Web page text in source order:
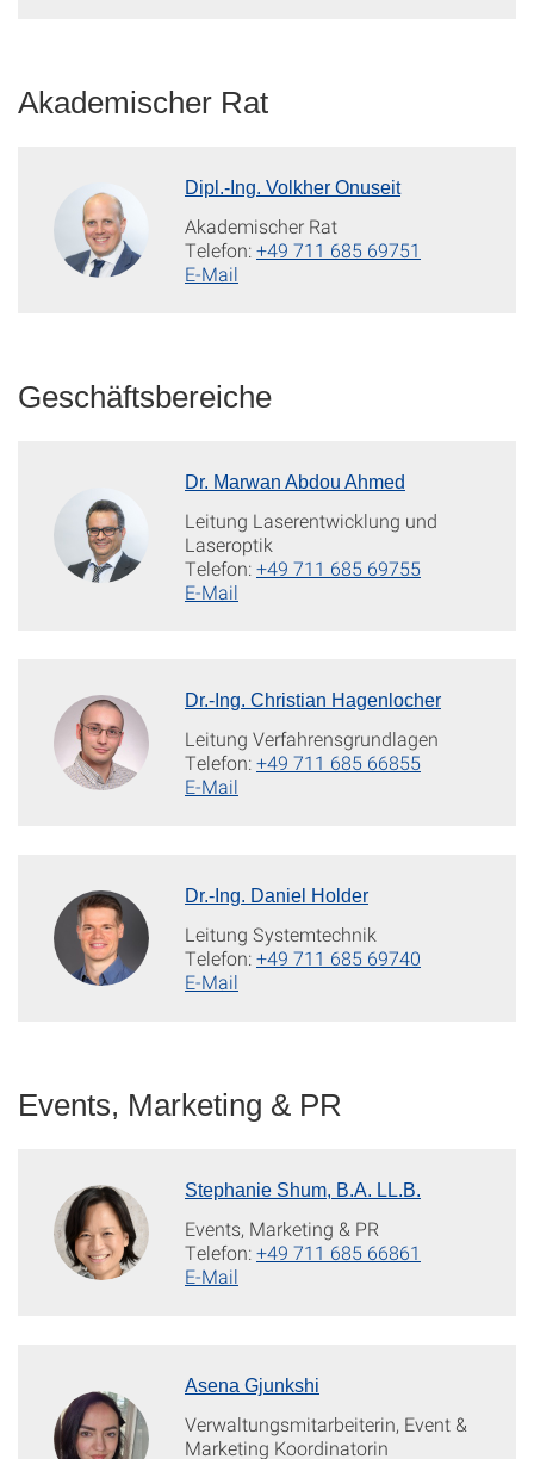
Akademischer Rat
Dipl.-Ing. Volkher Onuseit
Akademischer Rat
Telefon:+49 711 685 69751
E-Mail
Geschäftsbereiche
Dr. Marwan Abdou Ahmed
Leitung Laserentwicklung und
Laseroptik
Telefon:+49 711 685 69755
E-Mail
Dr.-Ing. Christian Hagenlocher
Leitung Verfahrensgrundlagen
Telefon:+49 711 685 66855
E-Mail
Dr.-Ing. Daniel Holder
Leitung Systemtechnik
Telefon:+49 711 685 69740
E-Mail
Events, Marketing & PR
Stephanie Shum, B.A. LL.B.
Events, Marketing & PR
Telefon:+49 711 685 66861
E-Mail
Asena Gjunkshi
Verwaltungsmitarbeiterin, Event &
Marketing Koordinatorin